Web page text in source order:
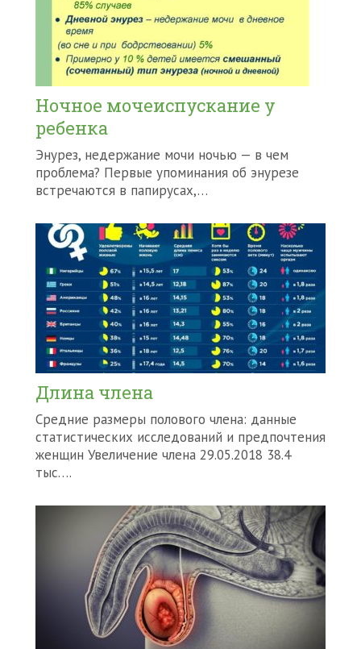
Ночное мочеиспускание у
ребенка
Энурез, недержание мочи ночью — в чем
проблема? Первые упоминания об энурезе
встречаются в папирусах,…
Длина члена
Средние размеры полового члена: данные
статистических исследований и предпочтения
женщин Увеличение члена 29.05.2018 38.4
тыс….